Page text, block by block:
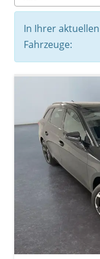
In Ihrer
Fahrzeuge: